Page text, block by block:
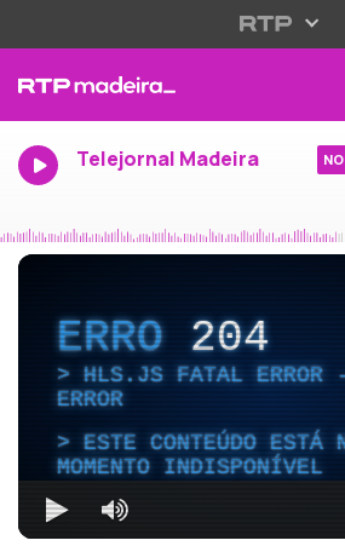
Telejornal Madeira
ERRO204
HLS.JS FATAL ERROR -
ERROR
ESTE CONTEÚDO ESTÁ
MOMENTO INDISPONÍVEL